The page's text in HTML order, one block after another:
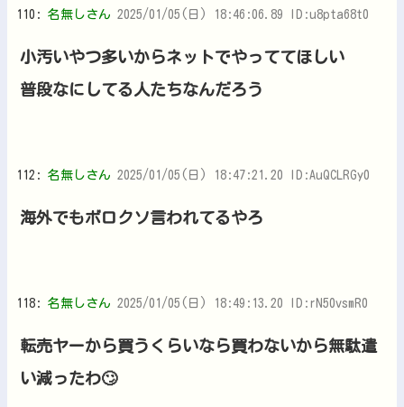
110: 名無しさん 2025/01/05(日) 18:46:06.89 ID:u8pta68t0
小汚いやつ多いからネットでやっててほしい
普段なにしてる人たちなんだろう
112: 名無しさん 2025/01/05(日) 18:47:21.20 ID:AuQCLRGy0
海外でもボロクソ言われてるやろ
118: 名無しさん 2025/01/05(日) 18:49:13.20 ID:rN50vsmR0
転売ヤーから買うくらいなら買わないから無駄遣
い減ったわ🙄